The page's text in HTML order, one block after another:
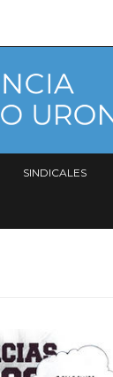
SINDICALES